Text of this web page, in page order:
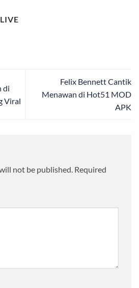
di
Viral
Felix Bennett Cantik
Menawan di Hot51 MOD
APK
not be published. Required